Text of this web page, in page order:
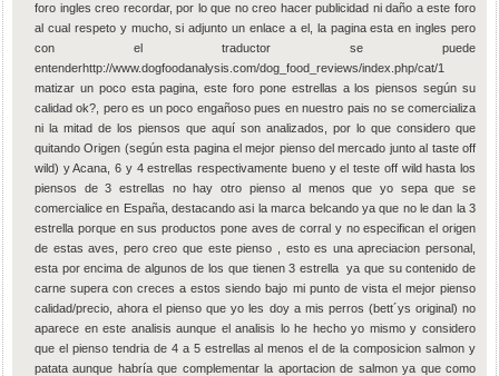
foro ingles creo recordar, por lo que no creo hacer publicidad ni daño a este foro
al cual respeto y mucho, si adjunto un enlace a el, la pagina esta en ingles pero
con el traductor se puede
entenderhttp://www.dogfoodanalysis.com/dog_food_reviews/index.php/cat/1
matizar un poco esta pagina, este foro pone estrellas a los piensos según su
calidad ok?, pero es un poco engañoso pues en nuestro pais no se comercializa
ni la mitad de los piensos que aquí son analizados, por lo que considero que
quitando Origen (según esta pagina el mejor pienso del mercado junto al taste off
wild) y Acana, 6 y 4 estrellas respectivamente bueno y el teste off wild hasta los
piensos de 3 estrellas no hay otro pienso al menos que yo sepa que se
comercialice en España, destacando asi la marca belcando ya que no le dan la 3
estrella porque en sus productos pone aves de corral y no especifican el origen
de estas aves, pero creo que este pienso , esto es una apreciacion personal,
esta por encima de algunos de los que tienen 3 estrella ya que su contenido de
carne supera con creces a estos siendo bajo mi punto de vista el mejor pienso
calidad/precio, ahora el pienso que yo les doy a mis perros (bett´ys original) no
aparece en este analisis aunque el analisis lo he hecho yo mismo y considero
que el pienso tendria de 4 a 5 estrellas al menos el de la composicion salmon y
patata aunque habría que complementar la aportacion de salmon ya que como